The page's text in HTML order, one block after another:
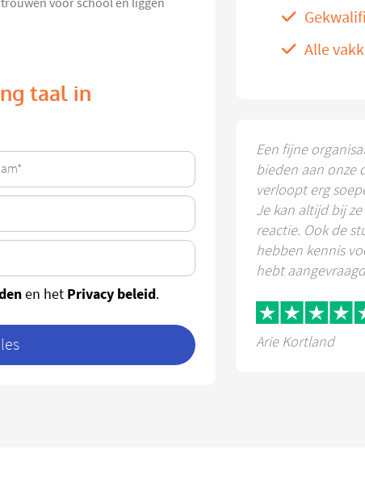
taal in
en het Privacy beleid.
Alle
Een fijne
bieden aan onze
verloopt erg
Je kan altijd bij
reactie. Ook de
hebben kennis
hebt
Arie Kortland